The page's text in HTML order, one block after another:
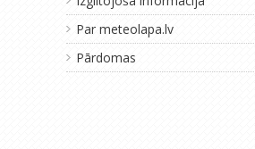
Par meteolapa.lv
Pārdomas